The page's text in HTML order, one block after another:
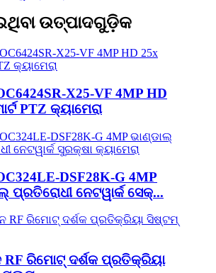
ଉତ୍ପାଦଗୁଡ଼ିକ
X25-VF 4MP HD
PTZ କ୍ୟାମେରା
DSF28K-G 4MP
ପ୍ରତିରୋଧୀ ନେଟୱାର୍କ ସେକ୍...
RF ରିମୋଟ୍ ଦର୍ଶକ ପ୍ରତିକ୍ରିୟା